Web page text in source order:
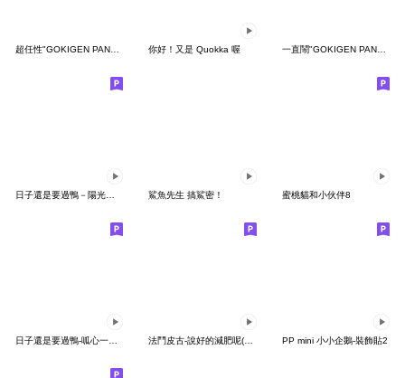
你好！又是 Quokka 喔 一直鬧"GOKIGEN PANDA" 台灣版
鯊魚先生 搞鯊密！ 蜜桃貓和小伙伴8
日子還是要過鴨-呱心一下鴨 法鬥皮古-說好的減肥呢(第15彈) PP mini 小小企鵝-裝飾貼2